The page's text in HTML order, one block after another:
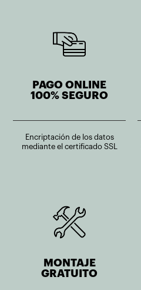
PAGO ONLINE
100% SEGURO
Encriptación de los datos
mediante el certificado SSL
MONTAJE
GRATUITO